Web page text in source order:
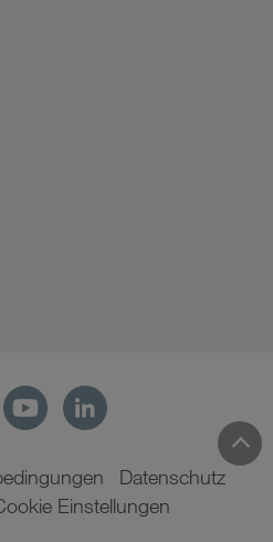
Datenschutz
Einstellungen